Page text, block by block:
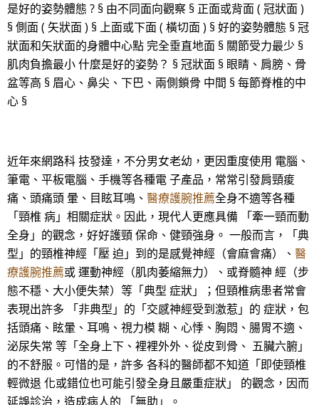
是好的姿勢體態 ? § 由不同面向觀察 § 正面或背面 ( 冠狀面 )
§ 側面 ( 矢狀面 ) § 上面或下面 ( 橫切面 ) § 好的姿勢體態 § 冠
狀面和矢狀面的身體中心點 完全垂直地面 § 關節受力最少 §
肌肉負擔最小 什麼是好的姿勢？ § 冠狀面 § 眼睛、肩膀、骨
盆等高 § 眉心、鼻尖、下巴、兩側鎖骨 中間 § 每節脊椎的中
心 §
近年來網路科 技發達，不分男女老幼，更因重度使用 電腦、
筆電、平板電腦、手機等各種電 子產品，常常引發肩頸痠
痛、頭痛頭 暈、目眩耳鳴、 醫療護腕推薦全身不適等各種
「頸椎 病」相關症狀。因此，現代人更應具備 「牽一頸而動
全身」的觀念，好好護頸 保命、健頸強身。 一般而言，「典
型」的頸椎神經「壓 迫」到的是感覺神經（會麻會痛）、 醫
療護腕推薦或 運動神經（肌肉萎縮無力）、或脊髓神 經（步
態不穩、大小便失禁）等「典型 症狀」；但頸椎病患者常會
表現出許多 「非典型」的「交感神經受到激惹」的 症狀，包
括頭痛、眩暈、耳鳴、視力模 糊、心悸、胸悶、腸胃不適、
泌尿失常 等「全身上下、裡裡外外、從皮到骨、 五臟六腑」
的不舒服。可惜的是，許多 各科的醫師都不知道「即使頸椎
輕微退 化或錯位也可能引發全身且嚴重症狀」 的觀念，因而
延誤診治，造成病人的 「無助」。